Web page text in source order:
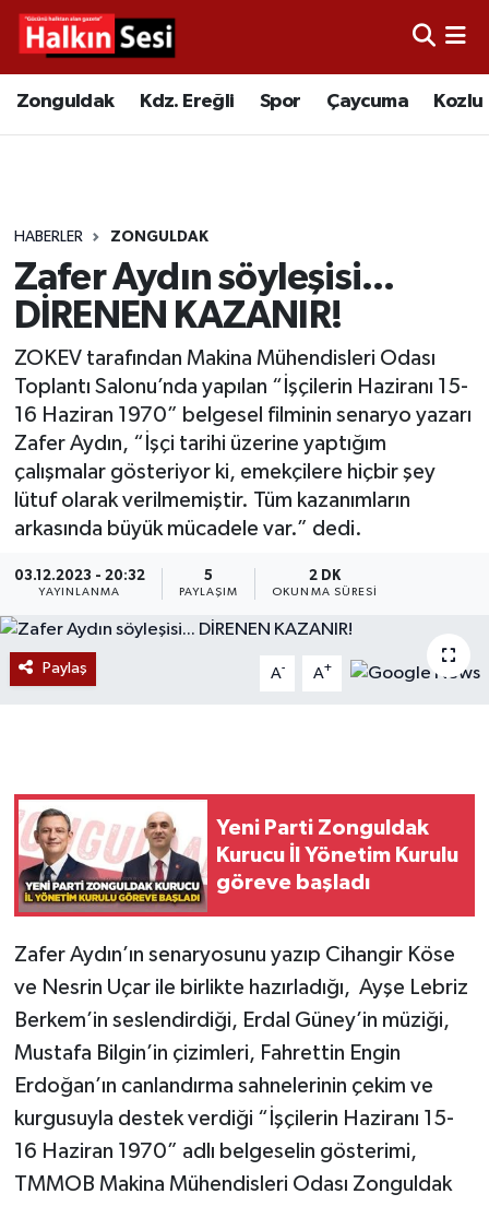
Zonguldak Kdz. Ereğli Spor Çaycuma Kozlu
HABERLER ZONGULDAK
Zafer Aydın söyleşisi...
DİRENEN KAZANIR!
ZOKEV tarafından Makina Mühendisleri Odası
Toplantı Salonu’nda yapılan “İşçilerin Haziranı 15-
16 Haziran 1970” belgesel filminin senaryo yazarı
Zafer Aydın, “İşçi tarihi üzerine yaptığım
çalışmalar gösteriyor ki, emekçilere hiçbir şey
lütuf olarak verilmemiştir. Tüm kazanımların
arkasında büyük mücadele var.” dedi.
03.12.2023 - 20:32
YAYINLANMA
5
PAYLAŞIM
2 DK
OKUNMA SÜRESI
Paylaş A- A+
Yeni Parti Zonguldak
Kurucu İl Yönetim Kurulu
göreve başladı
Zafer Aydın’ın senaryosunu yazıp Cihangir Köse
ve Nesrin Uçar ile birlikte hazırladığı, Ayşe Lebriz
Berkem’in seslendirdiği, Erdal Güney’in müziği,
Mustafa Bilgin’in çizimleri, Fahrettin Engin
Erdoğan’ın canlandırma sahnelerinin çekim ve
kurgusuyla destek verdiği “İşçilerin Haziranı 15-
16 Haziran 1970” adlı belgeselin gösterimi,
TMMOB Makina Mühendisleri Odası Zonguldak
Video
Çaycuma
Alaplı
Asayiş
Bartın
Karabük
Devrek
Bolu
ÇEVRE
Düzce
Eğitim
Ekonomi
Gökçebey
GÜNDEM
İş ilanı
Kilimli
Merkez Hava Durumu
Tüm Manşetler
Son Dakika Haberleri
Haber Arşivi